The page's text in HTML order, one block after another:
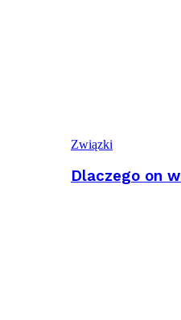
Związki
Dlaczego on